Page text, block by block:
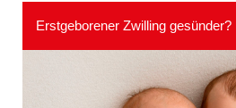
Erstgeborener Zwilling gesünder?